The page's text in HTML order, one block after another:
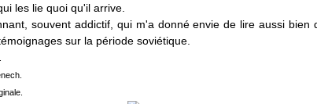
les lie quoi qu'il arrive.
souvent addictif, qui m'a donné envie de lire aussi bien
sur la période soviétique.